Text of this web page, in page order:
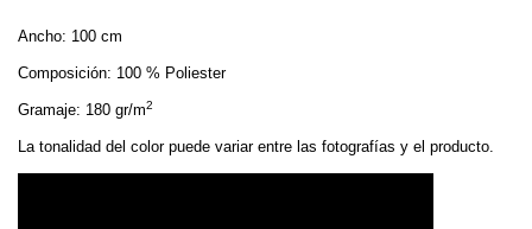
Ancho: 100 cm
Composición: 100 % Poliester
Gramaje: 180 gr/m2
La tonalidad del color puede variar entre las fotografías y el producto.